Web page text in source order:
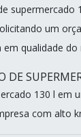
supermercado
um
qualidade do
DE
130 l em
com alto